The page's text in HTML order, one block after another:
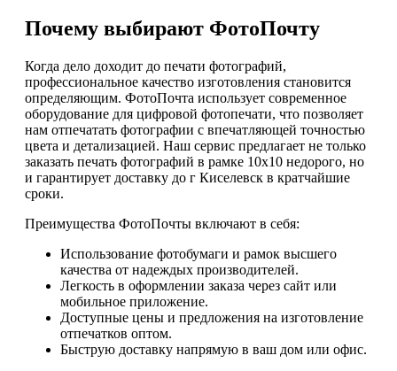
Почему выбирают ФотоПочту
Когда дело доходит до печати фотографий,
профессиональное качество изготовления становится
определяющим. ФотоПочта использует современное
оборудование для цифровой фотопечати, что позволяет
нам отпечатать фотографии с впечатляющей точностью
цвета и детализацией. Наш сервис предлагает не только
заказать печать фотографий в рамке 10х10 недорого, но
и гарантирует доставку до г Киселевск в кратчайшие
сроки.
Преимущества ФотоПочты включают в себя:
Использование фотобумаги и рамок высшего
качества от надеждых производителей.
Легкость в оформлении заказа через сайт или
мобильное приложение.
Доступные цены и предложения на изготовление
отпечатков оптом.
Быструю доставку напрямую в ваш дом или офис.